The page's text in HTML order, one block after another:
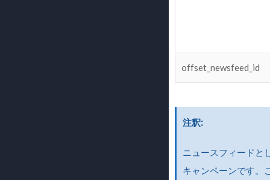
offset_newsfeed_id
注釈
ニュースフィードと
キャンペーンです。